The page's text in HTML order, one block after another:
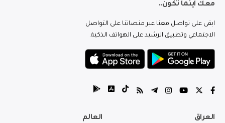
معك اينما تكون..
ابقى على تواصل معنا عبر منصاتنا على التواصل
الاجتماعي وتطبيق الرشيد على الهواتف الذكية.
العراق العالم